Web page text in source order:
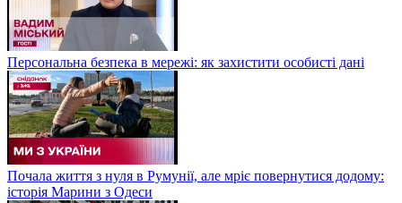
Персональна безпека в мережі: як захистити особисті дані
Почала життя з нуля в Румунії, але мріє повернутися додому:
історія Марини з Одеси